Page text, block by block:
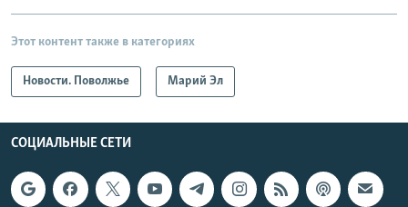
Этот контент также в категориях
Новости. Поволжье Марий Эл
СОЦИАЛЬНЫЕ СЕТИ